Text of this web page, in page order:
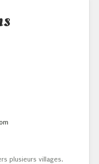
plusieurs villages.